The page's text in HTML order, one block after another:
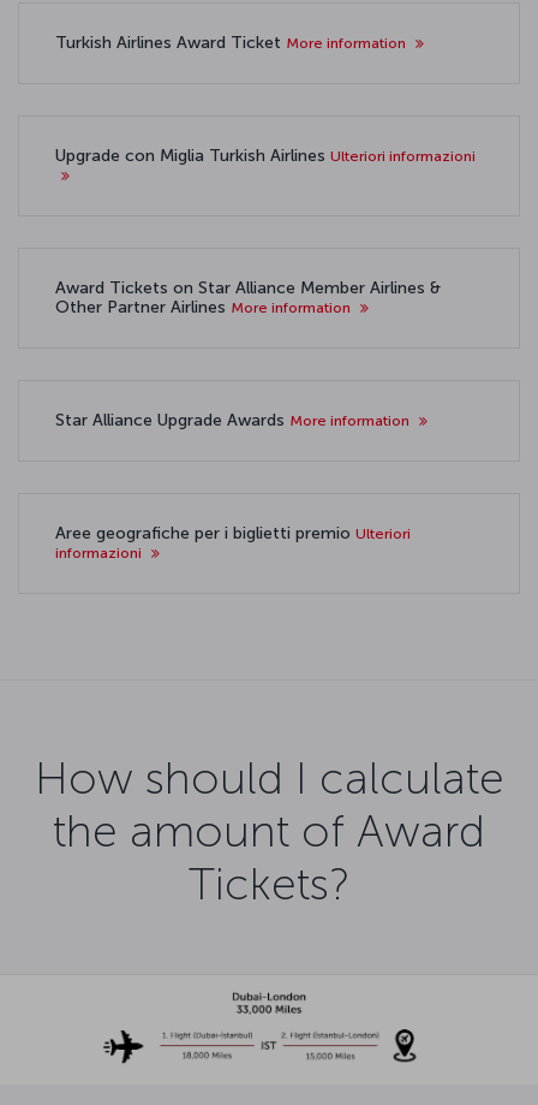
Turkish Airlines Award Ticket More information
Upgrade con Miglia Turkish Airlines Ulteriori informazioni
Award Tickets on Star Alliance Member Airlines &
Other Partner Airlines More information
Star Alliance Upgrade Awards More information
Aree geografiche per i biglietti premio Ulteriori
informazioni
How should I calculate
the amount of Award
Tickets?